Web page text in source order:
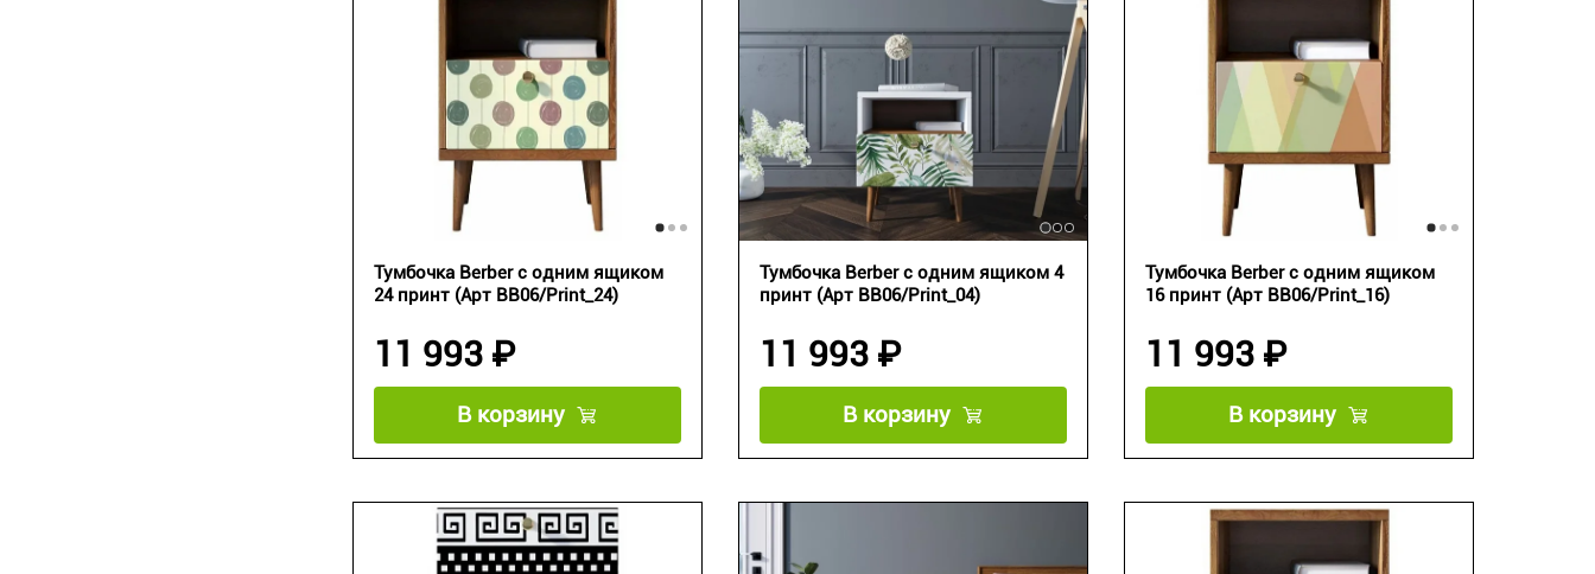
Тумбочка Berber с одним ящиком
24 принт (Арт BB06/Print_24)
11 993 ₽
В корзину
Тумбочка Berber с одним ящиком 4
принт (Арт BB06/Print_04)
11 993 ₽
В корзину
Тумбочка Berber с одним ящиком
16 принт (Арт BB06/Print_16)
11 993 ₽
В корзину